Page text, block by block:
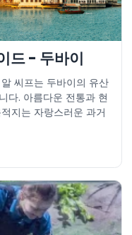
드 - 두바이
씨프는 두바이의 유산
다. 아름다운 전통과 현
지는 자랑스러운 과거